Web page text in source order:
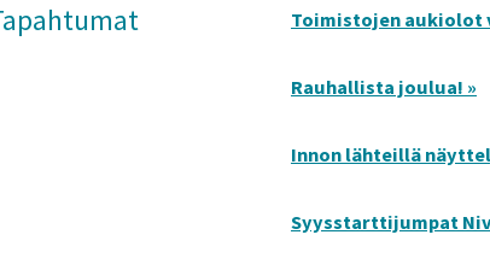
Toimistojen aukiolot
Rauhallista joulua! »
Innon lähteillä
Syysstarttijumpat